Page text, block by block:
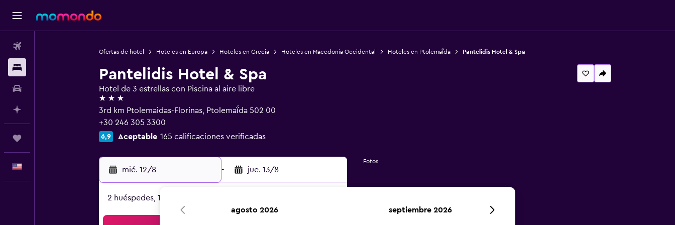
Ofertas de hotel Hoteles en Europa Hoteles en Grecia Hoteles en Macedonia Occidental Hoteles en Ptolemaḯda Pantelidis Hotel & Spa
Pantelidis Hotel & Spa
Hotel de 3 estrellas con Piscina al aire libre
3 estrellas
3rd km Ptolemaidas-Florinas, Ptolemaḯda 502 00
+30 246 305 3300
6,9 Aceptable 165 calificaciones verificadas
mié. 12/8 - jue. 13/8
2 huéspedes, 1 habitación
Fotos
agosto 2026 septiembre 2026